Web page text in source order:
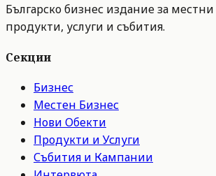
Българско бизнес издание за
продукти, услуги и събития.
Секции
Бизнес
Местен Бизнес
Нови Обекти
Продукти и Услуги
Събития и Кампании